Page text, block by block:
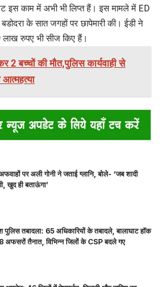
इस काम में अभी भी लिप्त हैं। इस मामले में ED
के सात जगहों पर छापेमारी की। ईडी ने
रुपए भी सीज किए हैं।
2 बच्चों की मौत,पुलिस कार्यवाही से
पर अली गोनी ने जताई ग्लानि, बोले- ‘जब शादी
खुद ही बताऊंगा’
पुलिस तबादला: 65 अधिकारियों के तबादले, बालाघाट हॉक
अफसरों तैनात, विभिन्न जिलों के CSP बदले गए